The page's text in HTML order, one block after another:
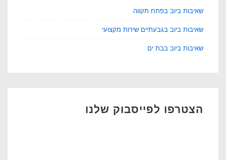
שאיבות ביוב בפתח תקווה
שאיבות ביוב בגבעתיים שירות מקצועי
שאיבות ביוב בבת ים
הצטרפו לפייסבוק שלנו